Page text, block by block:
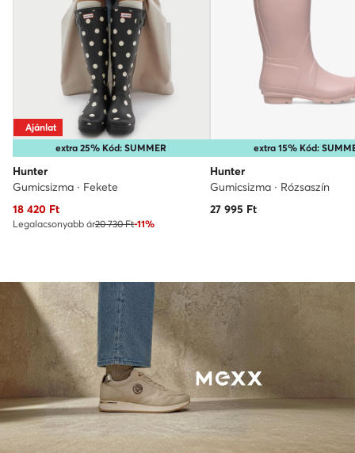
extra 25% Kód: SUMMER
Ajánlat
Hunter
Gumicsizma · Fekete
Aktuális ár
18 420 Ft
Legalacsonyabb ár20 730 Ft-11%
extra 15% Kód:
Hunter
Gumicsizma · Rózsaszín
27 995 Ft